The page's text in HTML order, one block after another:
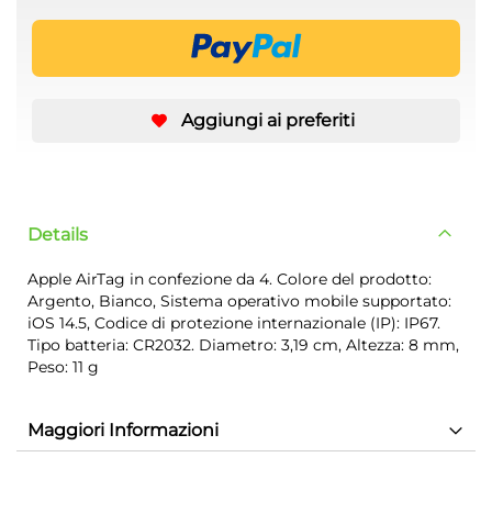
Aggiungi ai preferiti
Details
Apple AirTag in confezione da 4. Colore del prodotto:
Argento, Bianco, Sistema operativo mobile supportato:
iOS 14.5, Codice di protezione internazionale (IP): IP67.
Tipo batteria: CR2032. Diametro: 3,19 cm, Altezza: 8 mm,
Peso: 11 g
Maggiori Informazioni